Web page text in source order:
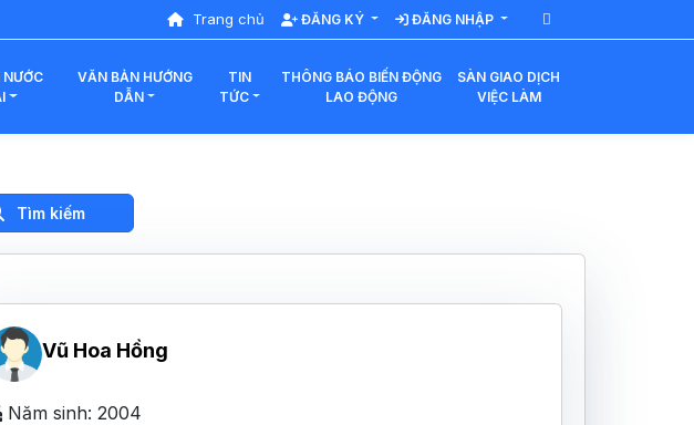
Trang chủ ĐĂNG KÝ ĐĂNG NHẬP
VĂN BẢN HƯỚNG
DẪN
TIN
TỨC
THÔNG BÁO BIẾN ĐỘNG
LAO ĐỘNG
SÀN GIAO DỊCH
VIỆC LÀM
Tìm kiếm
Vũ Hoa Hồng
Năm sinh: 2004